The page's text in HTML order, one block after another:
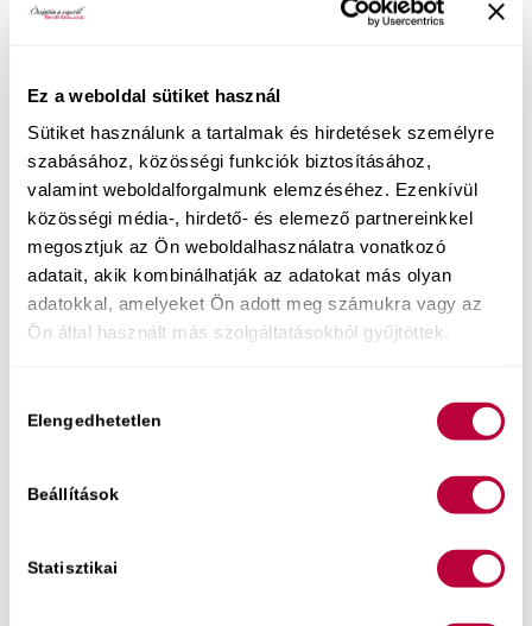
Ez a weboldal sütiket használ
Sütiket használunk a tartalmak és hirdetések személyre
szabásához, közösségi funkciók biztosításához,
valamint weboldalforgalmunk elemzéséhez. Ezenkívül
közösségi média-, hirdető- és elemező partnereinkkel
megosztjuk az Ön weboldalhasználatra vonatkozó
adatait, akik kombinálhatják az adatokat más olyan
adatokkal, amelyeket Ön adott meg számukra vagy az
Ön által használt más szolgáltatásokból gyűjtöttek.
kiválasztása
Elengedhetetlen
Beállítások
Statisztikai
Közelgő eseményeim:
Élő online előadáson segítek neked a
mindennapokba visszahozni az intimitást és
minőségi szexuális kapcsolódást. Az alkalom 2.
felében kérdezhetsz is – szexológusként
megoldási stratégiákat adok a te egyedi
helyzetedre.
Jegyek itt kaphatók.